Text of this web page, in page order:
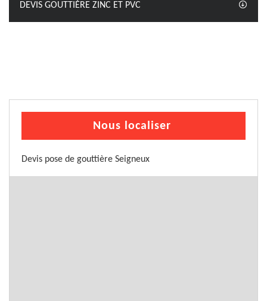
DEVIS GOUTTIÈRE ZINC ET PVC
Nous localiser
Devis pose de gouttière Seigneux